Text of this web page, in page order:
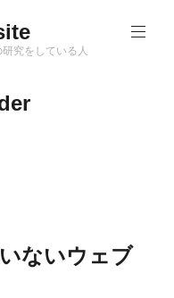
究をしている人
ないウェブ